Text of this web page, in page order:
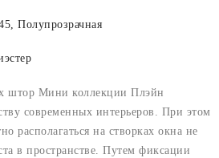
Полупрозрачная
штор Мини коллекции Плэйн
современных интерьеров. При этом
располагаться на створках окна не
в пространстве. Путем фиксации